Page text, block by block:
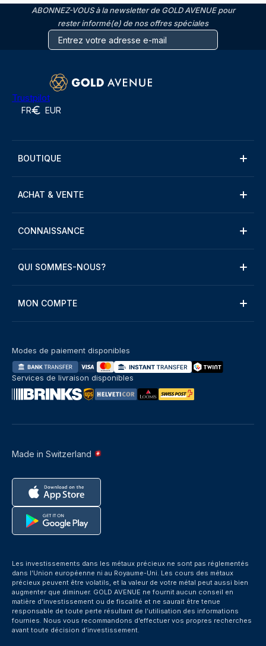
ABONNEZ-VOUS à la newsletter de GOLD AVENUE pour
rester informé(e) de nos offres spéciales
Trustpilot
FR EUR
BOUTIQUE
ACHAT & VENTE
CONNAISSANCE
QUI SOMMES-NOUS?
MON COMPTE
Made in Switzerland
Modes de paiement disponibles
Services de livraison disponibles
Les investissements dans les métaux précieux ne sont pas réglementés
dans l’Union européenne ni au Royaume-Uni. Les cours des métaux
précieux peuvent être volatils, et la valeur de votre métal peut aussi bien
augmenter que diminuer. GOLD AVENUE ne fournit aucun conseil en
matière d’investissement ou de fiscalité et ne saurait être tenue
responsable de toute perte résultant de l’utilisation des informations
fournies. Nous vous recommandons d’effectuer vos propres recherches
avant toute décision d’investissement.